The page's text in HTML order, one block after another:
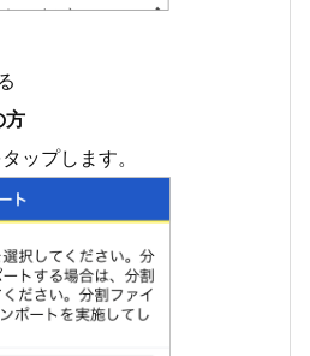
方
ップします。